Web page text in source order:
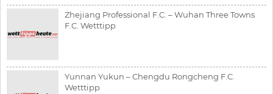
Zhejiang Professional F.C. – Wuhan Three Towns
F.C. Wetttipp
Yunnan Yukun – Chengdu Rongcheng F.C.
Wetttipp